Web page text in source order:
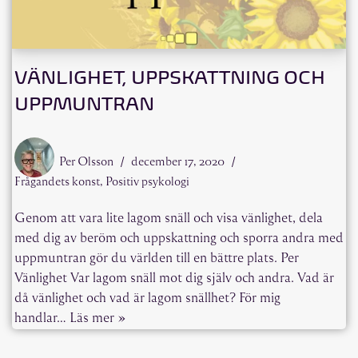
VÄNLIGHET, UPPSKATTNING OCH
UPPMUNTRAN
Per Olsson
december 17, 2020
Frågandets konst, Positiv psykologi
Genom att vara lite lagom snäll och visa vänlighet, dela
med dig av beröm och uppskattning och sporra andra med
uppmuntran gör du världen till en bättre plats. Per
Vänlighet Var lagom snäll mot dig själv och andra. Vad är
då vänlighet och vad är lagom snällhet? För mig
handlar… Läs mer »